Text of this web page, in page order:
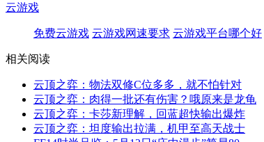
云游戏
免费云游戏 云游戏网速要求 云游戏平台哪个好
相关阅读
云顶之弈：物法双修C位多多，就不怕针对
云顶之弈：肉得一批还有伤害？哦原来是龙龟
云顶之弈：卡莎新理解，回蓝超快输出爆炸
云顶之弈：坦度输出拉满，机甲至高天战士